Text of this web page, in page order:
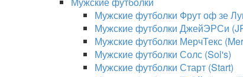
Мужские футболки Фрут оф зе
Мужские футболки ДжейЭРСи
Мужские футболки МерчТекс
Мужские футболки Солс (Sol's)
Мужские футболки Старт (Start)